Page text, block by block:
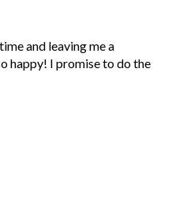
and leaving me a
happy! I promise to do the